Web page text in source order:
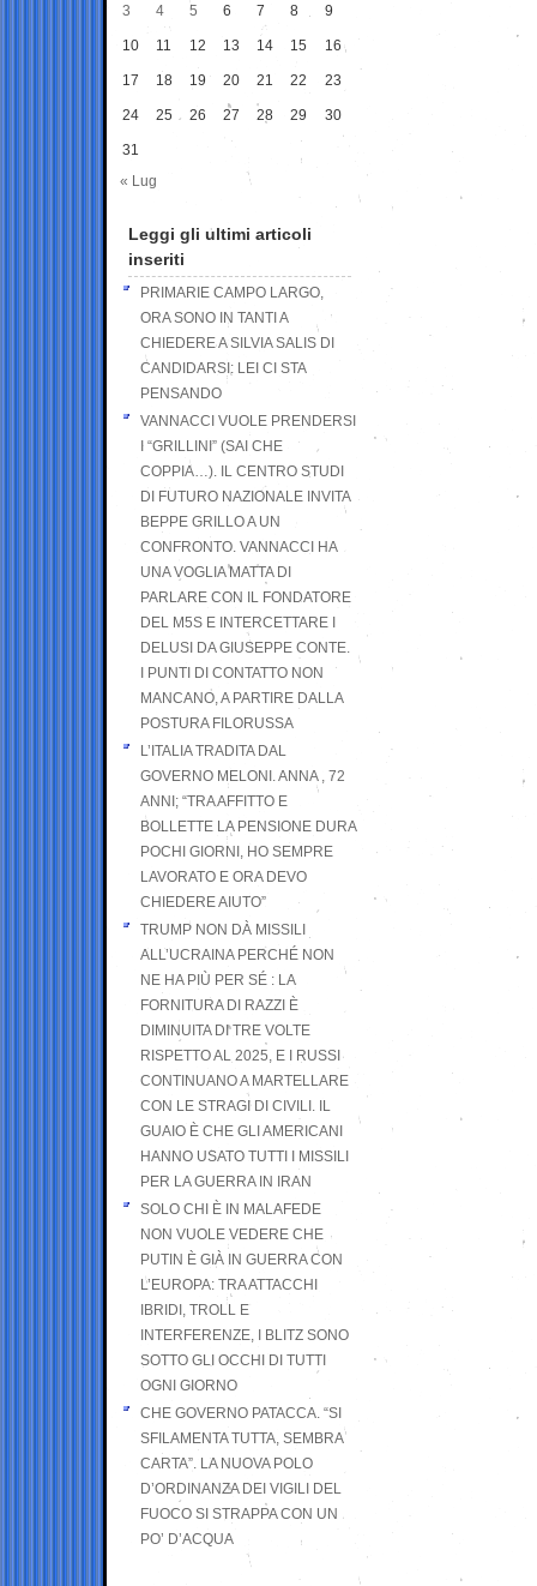
3 4 5 6 7 8 9
10 11 12 13 14 15 16
17 18 19 20 21 22 23
24 25 26 27 28 29 30
31
« Lug
Leggi gli ultimi articoli
inseriti
PRIMARIE CAMPO LARGO,
ORA SONO IN TANTI A
CHIEDERE A SILVIA SALIS DI
CANDIDARSI: LEI CI STA
PENSANDO
VANNACCI VUOLE PRENDERSI
I “GRILLINI” (SAI CHE
COPPIA…). IL CENTRO STUDI
DI FUTURO NAZIONALE INVITA
BEPPE GRILLO A UN
CONFRONTO. VANNACCI HA
UNA VOGLIA MATTA DI
PARLARE CON IL FONDATORE
DEL M5S E INTERCETTARE I
DELUSI DA GIUSEPPE CONTE.
I PUNTI DI CONTATTO NON
MANCANO, A PARTIRE DALLA
POSTURA FILORUSSA
L’ITALIA TRADITA DAL
GOVERNO MELONI. ANNA , 72
ANNI; “TRA AFFITTO E
BOLLETTE LA PENSIONE DURA
POCHI GIORNI, HO SEMPRE
LAVORATO E ORA DEVO
CHIEDERE AIUTO”
TRUMP NON DÀ MISSILI
ALL’UCRAINA PERCHÉ NON
NE HA PIÙ PER SÉ : LA
FORNITURA DI RAZZI È
DIMINUITA DI TRE VOLTE
RISPETTO AL 2025, E I RUSSI
CONTINUANO A MARTELLARE
CON LE STRAGI DI CIVILI. IL
GUAIO È CHE GLI AMERICANI
HANNO USATO TUTTI I MISSILI
PER LA GUERRA IN IRAN
SOLO CHI È IN MALAFEDE
NON VUOLE VEDERE CHE
PUTIN È GIÀ IN GUERRA CON
L’EUROPA: TRA ATTACCHI
IBRIDI, TROLL E
INTERFERENZE, I BLITZ SONO
SOTTO GLI OCCHI DI TUTTI
OGNI GIORNO
CHE GOVERNO PATACCA. “SI
SFILAMENTA TUTTA, SEMBRA
CARTA”. LA NUOVA POLO
D’ORDINANZA DEI VIGILI DEL
FUOCO SI STRAPPA CON UN
PO’ D’ACQUA